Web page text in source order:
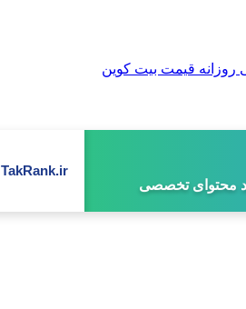
محتوای تخصصی
TakRank.ir